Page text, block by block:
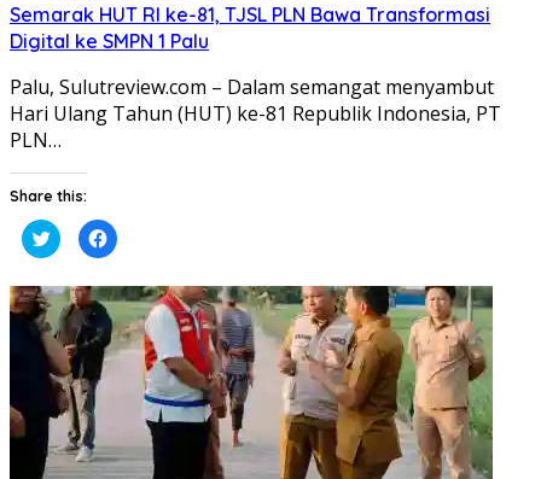
Semarak HUT RI ke-81, TJSL PLN Bawa Transformasi
Digital ke SMPN 1 Palu
Palu, Sulutreview.com – Dalam semangat menyambut
Hari Ulang Tahun (HUT) ke-81 Republik Indonesia, PT
PLN…
Share this:
Klik
untuk
berbagi
Twitter(Membuka
di
jendela
yang
baru)
Klik
untuk
Facebook(Membuka
di
jendela
yang
baru)